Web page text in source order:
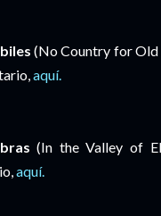
(No Country for Old
aquí.
(In the Valley of
aquí.